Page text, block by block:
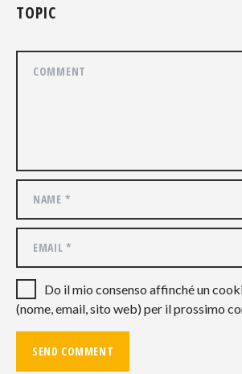
TOPIC
Do il mio consenso affinché un
(nome, email, sito web) per il prossimo